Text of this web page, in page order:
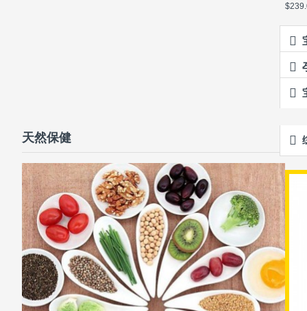
天然保健